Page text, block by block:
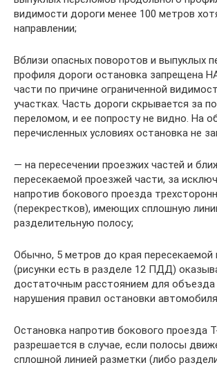
видимости дороги менее 100 метров
направлении;
Вблизи опасных поворотов и выпуклых
профиля дороги остановка запрещена
части по причине ограниченной
участках. Часть дороги скрывается за
переломом, и ее попросту не видно. На
перечисленных условиях остановка не
— на пересечении проезжих частей и
пересекаемой проезжей части, за
напротив бокового проезда
(перекрестков), имеющих сплошную
разделительную полосу;
Обычно, 5 метров до края пересекаемой
(рисунки есть в разделе 12 ПДД)
достаточным расстоянием для
нарушения правил остановки
Остановка напротив бокового проезда
разрешается в случае, если полосы
сплошной линией разметки (либо